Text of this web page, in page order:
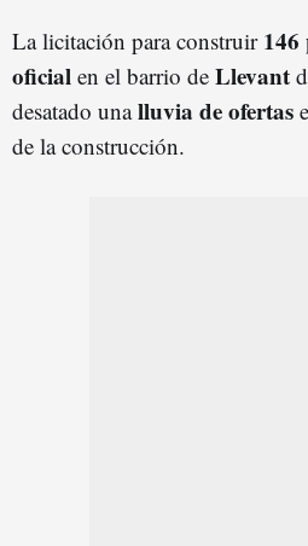
La licitación para construir 146
oficial en el barrio de Llevant
desatado unalluvia de ofertas
de la construcción.